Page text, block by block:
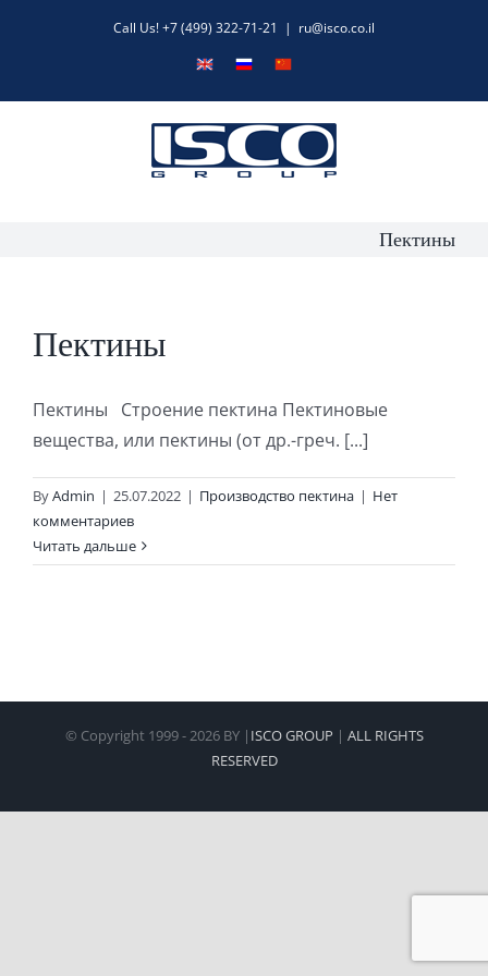
Call Us! +7 (499) 322-71-21 | ru@isco.co.il
EnglishРусский
中
Пектины
Пектины
Пектины Строение пектина Пектиновые
вещества, или пектины (от др.-греч. [...]
ByAdmin | 25.07.2022 | Производство пектина | Нет
комментариев
Читать дальше
© Copyright 1999 -2026 BY | ISCO GROUP | ALL RIGHTS
RESERVED